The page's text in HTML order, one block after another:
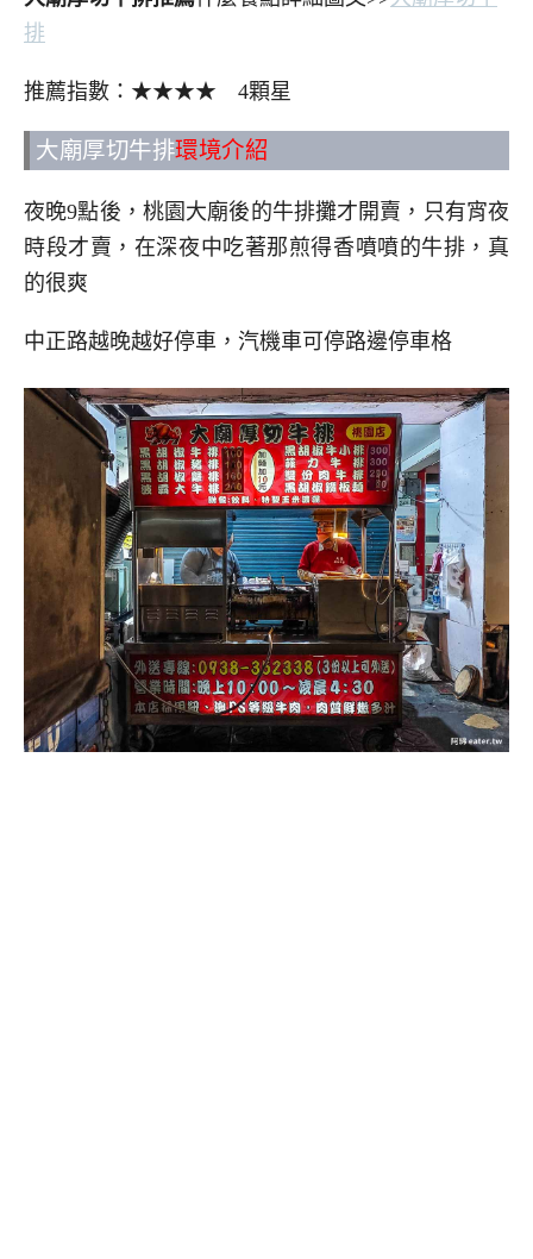
排
推薦指數：★★★★ 4顆星
大廟厚切牛排環境介紹
夜晚9點後，桃園大廟後的牛排攤才開賣，只有宵夜
時段才賣，在深夜中吃著那煎得香噴噴的牛排，真
的很爽
中正路越晚越好停車，汽機車可停路邊停車格